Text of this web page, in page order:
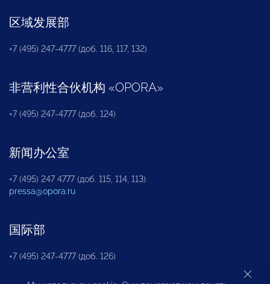
区域发展部
+7 (495) 247-4777 (доб. 116, 117, 132)
非营利性合伙机构 «OPORA»
+7 (495) 247-4777 (доб. 124)
新闻办公室
+7 (495) 247 4777 (доб. 115, 114, 113)
pressa@opora.ru
国际部
+7 (495) 247-4777 (доб. 126)